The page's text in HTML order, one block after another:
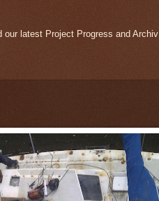
our latest Project Progress and Archiv